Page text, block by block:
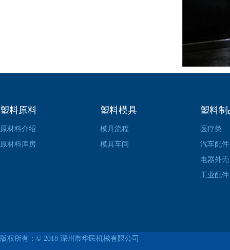
塑料原料
原材料介绍
原材料库房
塑料模具
模具流程
模具车间
塑料制
医疗类
汽车配件
电器外壳
工业配件
版权所有：© 2018 深州市华民机械有限公司